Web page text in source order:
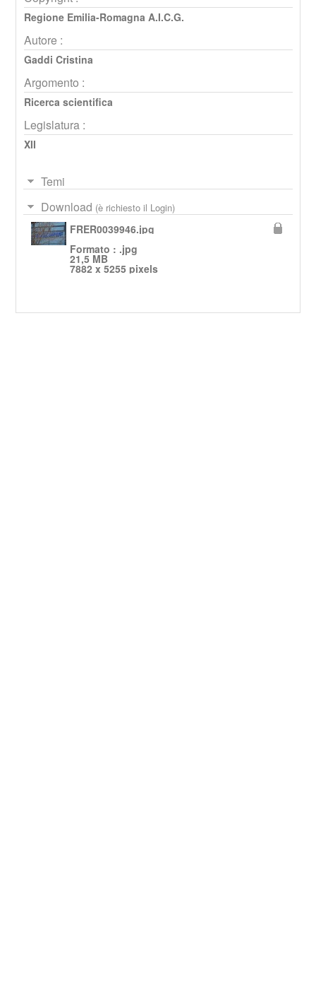
Regione Emilia-Romagna A.I.C.G.
Autore :
Gaddi Cristina
Argomento :
Ricerca scientifica
Legislatura :
XII
Temi
Download (è richiesto il Login)
FRER0039946.jpg
Formato : .jpg
21,5 MB
7882 x 5255 pixels